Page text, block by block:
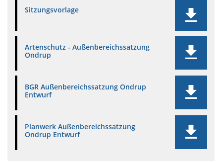
Sitzungsvorlage
Artenschutz - Außenbereichssatzung
Ondrup
BGR Außenbereichssatzung Ondrup
Entwurf
Planwerk Außenbereichssatzung
Ondrup Entwurf